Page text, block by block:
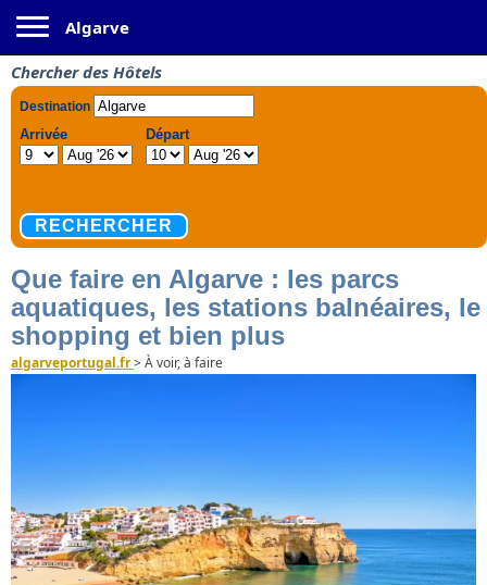
Algarve
Chercher des Hôtels
Que faire en Algarve : les parcs
aquatiques, les stations balnéaires, le
shopping et bien plus
algarveportugal.fr>À voir, à faire